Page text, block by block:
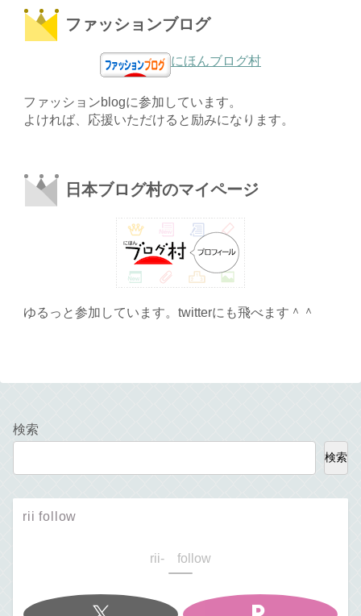
ファッションブログ
にほんブログ村
ファッションblogに参加しています。
よければ、応援いただけると励みになります。
日本ブログ村のマイページ
ゆるっと参加しています。twitterにも飛べます＾＾
検索
検索
rii follow
rii- follow